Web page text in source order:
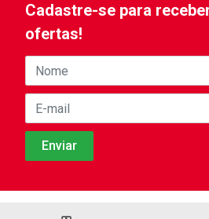
Cadastre-se para
ofertas!